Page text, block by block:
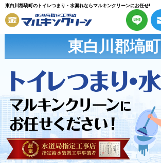
東白川郡塙町のトイレつまり・水漏れならマルキンクリーンにお任せ!
東白川郡塙町